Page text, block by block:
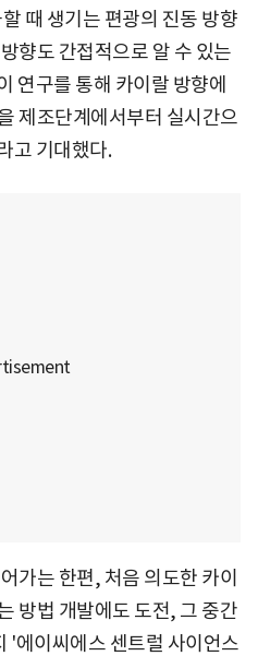
때 생기는 편광의 진동 방향
향도 간접적으로 알 수 있는
연구를 통해 카이랄 방향에
제조단계에서부터 실시간으
고 기대했다.
가는 한편, 처음 의도한 카이
방법 개발에도 도전, 그 중간
'에이씨에스 센트럴 사이언스